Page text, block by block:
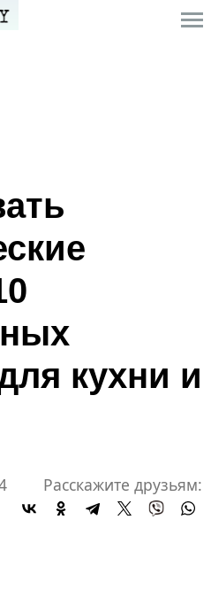
кухни и
Расскажите друзьям: